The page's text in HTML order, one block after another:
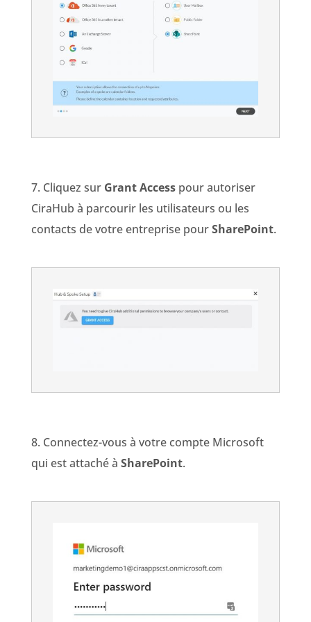
7. Cliquez sur Grant Accesspour autoriser
CiraHub à parcourir les utilisateurs ou les
contacts de votre entreprise pourSharePoint.
8. Connectez-vous à votre compte Microsoft
qui est attaché à SharePoint.